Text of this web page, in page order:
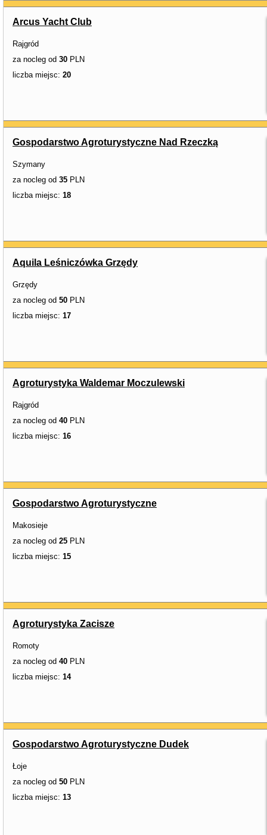
Arcus Yacht Club
Rajgród
za nocleg od 30 PLN
liczba miejsc: 20
Gospodarstwo Agroturystyczne Nad Rzeczką
Szymany
za nocleg od 35 PLN
liczba miejsc: 18
Aquila Leśniczówka Grzędy
Grzędy
za nocleg od 50 PLN
liczba miejsc: 17
Agroturystyka Waldemar Moczulewski
Rajgród
za nocleg od 40 PLN
liczba miejsc: 16
Gospodarstwo Agroturystyczne
Makosieje
za nocleg od 25 PLN
liczba miejsc: 15
Agroturystyka Zacisze
Romoty
za nocleg od 40 PLN
liczba miejsc: 14
Gospodarstwo Agroturystyczne Dudek
Łoje
za nocleg od 50 PLN
liczba miejsc: 13